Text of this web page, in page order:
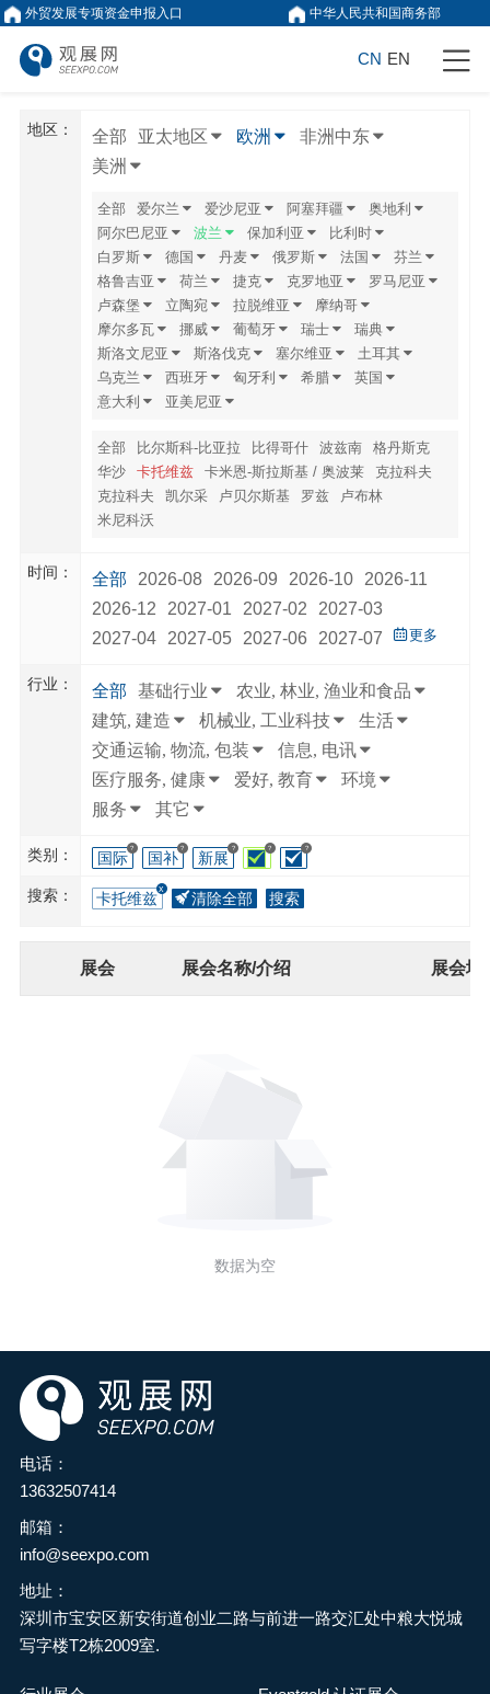
外贸发展专项资金申报入口 中华人民共和国商务部
CN EN
地区： 全部 亚太地区 欧洲
非洲中东
美洲
全部 爱尔兰 爱沙尼亚 阿塞拜疆
奥地利
阿尔巴尼亚
波兰 保加利亚
比利时
白罗斯
德国 丹麦 俄罗斯 法国
芬兰
格鲁吉亚
荷兰 捷克 克罗地亚
罗马尼亚
卢森堡
立陶宛 拉脱维亚
摩纳哥
摩尔多瓦
挪威 葡萄牙 瑞士
瑞典
斯洛文尼亚
斯洛伐克 塞尔维亚
土耳其
乌克兰
西班牙 匈牙利 希腊
英国
意大利
亚美尼亚
全部 比尔斯科-比亚拉 比得哥什 波兹南
格丹斯克
华沙
卡托维兹 卡米恩-斯拉斯基 / 奥波莱
克拉科夫
克拉科夫
凯尔采 卢贝尔斯基 罗兹
卢布林
米尼科沃
时间： 全部 2026-08 2026-09 2026-10
2026-11
2026-12
2027-01 2027-02
2027-03
2027-04
2027-05 2027-06 2027-07 更多
行业： 全部 基础行业
农业, 林业, 渔业和食品
建筑, 建造
机械业, 工业科技
生活
交通运输, 物流, 包装
信息, 电讯
医疗服务, 健康
爱好, 教育
环境
服务
其它
类别： 国际
?
国补
?
新展
? ? ?
搜索： 卡托维兹 清除全部 搜索
展会 展会名称/介绍 展会地
数据为空
电话：
13632507414
邮箱：
info@seexpo.com
地址：
深圳市宝安区新安街道创业二路与前进一路交汇处中粮大悦城
写字楼T2栋2009室.